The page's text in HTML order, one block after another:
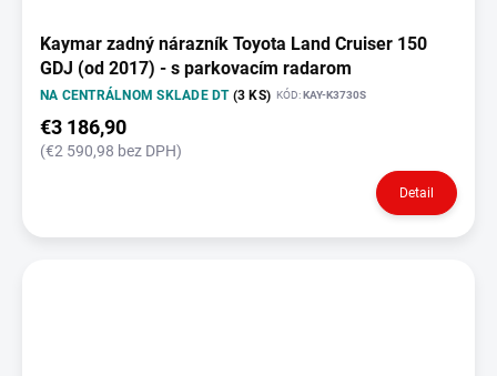
Kaymar zadný nárazník Toyota Land Cruiser 150
GDJ (od 2017) - s parkovacím radarom
NA CENTRÁLNOM SKLADE DT (3 KS) KÓD:KAY-K3730S
€3 186,90
(€2 590,98 bez DPH)
Detail